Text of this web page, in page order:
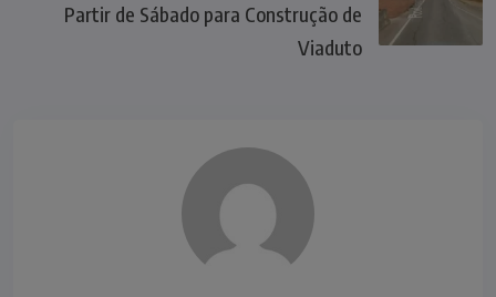
Partir de Sábado para Construção de
Viaduto